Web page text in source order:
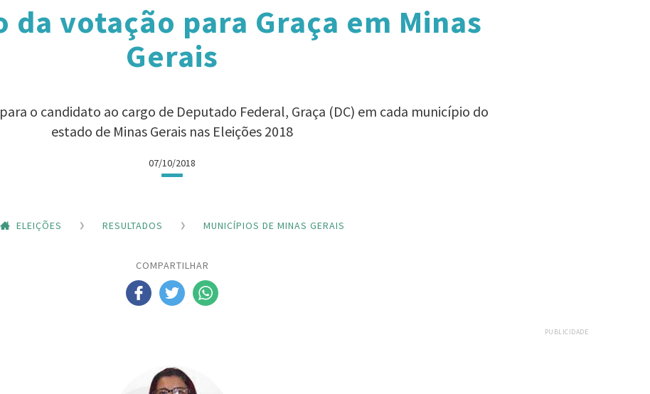
da votação para Graça em Minas
Gerais
o candidato ao cargo de Deputado Federal, Graça (DC) em cada município do
estado de Minas Gerais nas Eleições 2018
07/10/2018
ELEIÇÕES RESULTADOS MUNICÍPIOS DE MINAS GERAIS
COMPARTILHAR
PUBLICIDADE